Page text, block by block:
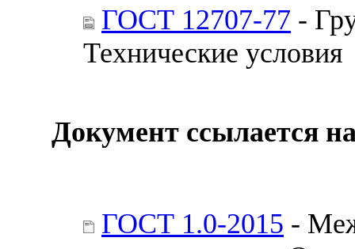
ГОСТ 12707-77 -
Технические условия
Документ ссылается
ГОСТ 1.0-2015 -